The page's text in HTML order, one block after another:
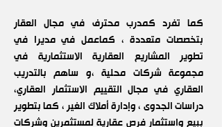
كما تفرد كمدرب محترف في مجال العقار
بتخصصات متعددة ، كماعمل في مديرا في
تطوير المشاريع العقارية الاستثمارية في
مجموعة شركات محلية ،و ساهم بالتدريب
العقاري في مجال التقييم الاستثمار العقاري،
دراسات الجدوى ، وإدارة أملاك الغير ، كما بتطوير
ببيع واستثمار فرص عقارية لمستثمرين وشركات